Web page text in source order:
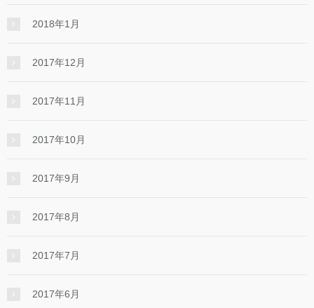
2018年1月
2017年12月
2017年11月
2017年10月
2017年9月
2017年8月
2017年7月
2017年6月